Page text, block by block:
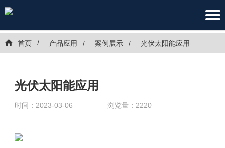
首页 产品应用 案例展示 光伏太阳能应用
光伏太阳能应用
时间： 2023-03-06 浏览量： 2220